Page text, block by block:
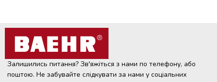
Залишились питання? Зв'яжіться з нами по телефону, або
поштою. Не забувайте слідкувати за нами у соціальних